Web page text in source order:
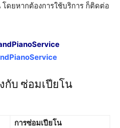
ดยหากต้องการใช้บริการ ก็ติดต่อ
กับ ซ่อมเปียโน
การซ่อมเปียโน